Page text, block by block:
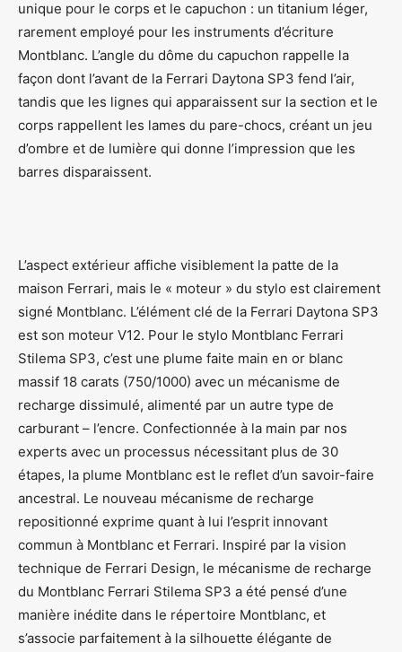
unique pour le corps et le capuchon : un titanium léger,
rarement employé pour les instruments d’écriture
Montblanc. L’angle du dôme du capuchon rappelle la
façon dont l’avant de la Ferrari Daytona SP3 fend l’air,
tandis que les lignes qui apparaissent sur la section et le
corps rappellent les lames du pare-chocs, créant un jeu
d’ombre et de lumière qui donne l’impression que les
barres disparaissent.
L’aspect extérieur affiche visiblement la patte de la
maison Ferrari, mais le « moteur » du stylo est clairement
signé Montblanc. L’élément clé de la Ferrari Daytona SP3
est son moteur V12. Pour le stylo Montblanc Ferrari
Stilema SP3, c’est une plume faite main en or blanc
massif 18 carats (750/1000) avec un mécanisme de
recharge dissimulé, alimenté par un autre type de
carburant – l’encre. Confectionnée à la main par nos
experts avec un processus nécessitant plus de 30
étapes, la plume Montblanc est le reflet d’un savoir-faire
ancestral. Le nouveau mécanisme de recharge
repositionné exprime quant à lui l’esprit innovant
commun à Montblanc et Ferrari. Inspiré par la vision
technique de Ferrari Design, le mécanisme de recharge
du Montblanc Ferrari Stilema SP3 a été pensé d’une
manière inédite dans le répertoire Montblanc, et
s’associe parfaitement à la silhouette élégante de